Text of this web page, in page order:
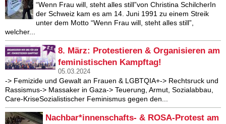
“Wenn Frau will, steht alles still”von Christina SchilcherIn
der Schweiz kam es am 14. Juni 1991 zu einem Streik
unter dem Motto “Wenn Frau will, steht alles still”,
welcher...
8. März: Protestieren & Organisieren am
feministischen Kampftag!
05.03.2024
-> Femizide und Gewalt an Frauen & LGBTQIA+-> Rechtsruck und
Rassismus-> Massaker in Gaza-> Teuerung, Armut, Sozialabbau,
Care-KriseSozialistischer Feminismus gegen den...
Nachbar*innenschafts- & ROSA-Protest am